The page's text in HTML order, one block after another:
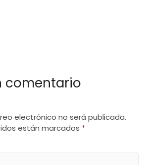
comentario
electrónico no será publicada.
están marcados *